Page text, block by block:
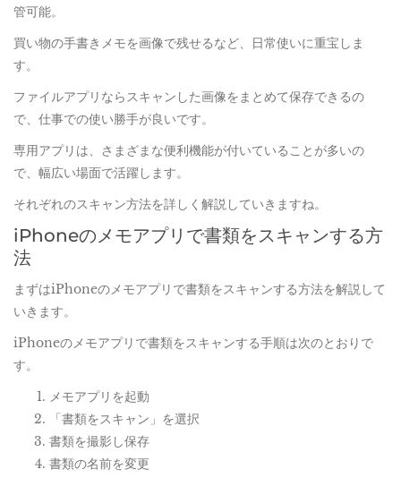
管可能。
買い物の手書きメモを画像で残せるなど、日常使いに重宝しま
す。
ファイルアプリならスキャンした画像をまとめて保存できるの
で、仕事での使い勝手が良いです。
専用アプリは、さまざまな便利機能が付いていることが多いの
で、幅広い場面で活躍します。
それぞれのスキャン方法を詳しく解説していきますね。
iPhoneのメモアプリで書類をスキャンする方
法
まずはiPhoneのメモアプリで書類をスキャンする方法を解説して
いきます。
iPhoneのメモアプリで書類をスキャンする手順は次のとおりで
す。
メモアプリを起動
「書類をスキャン」を選択
書類を撮影し保存
書類の名前を変更